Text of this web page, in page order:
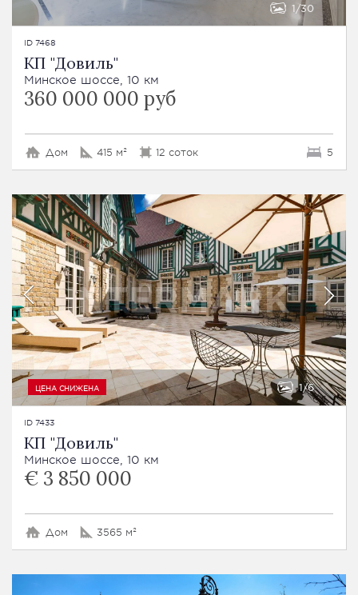
1 30
ID 7468
КП "Довиль"
Минское шоссе, 10 км
360 000 000 руб
Дом 415 м² 12 соток 5
ЦЕНА СНИЖЕНА 1 6
ID 7433
КП "Довиль"
Минское шоссе, 10 км
€ 3 850 000
Дом 3565 м²